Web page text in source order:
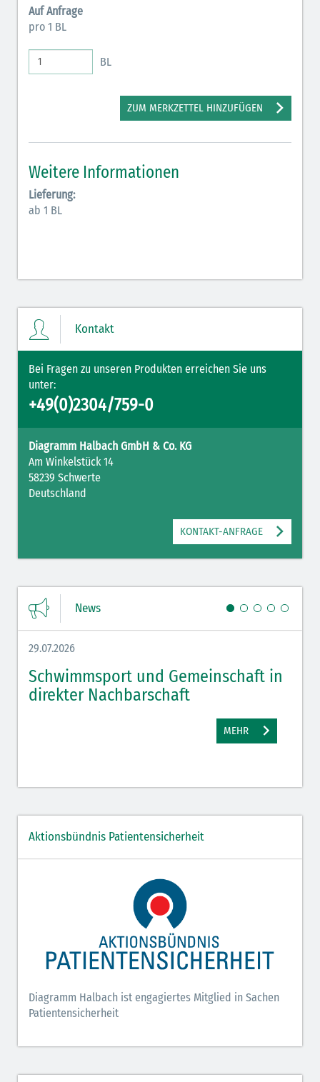
Rahmen)
Bronchodilatatoren (blau-braun)
Antikonvulsiva (grau-lila)
Inodilatatoren (rot-grün)
Elektrolyte (grün-pink)
Elektrolyte Kalium (grün-blau)
Elektrolyte NaCl (grün)
Auf Anfrage
pro 1 BL
BL
ZUM MERKZETTEL HINZUFÜGEN
Weitere Informationen
Lieferung:
ab 1 BL
Kontakt
Bei Fragen zu unseren Produkten erreichen Sie uns
unter:
+49(0)2304/759-0
Diagramm Halbach GmbH & Co. KG
Am Winkelstück 14
58239 Schwerte
Deutschland
KONTAKT-ANFRAGE
News
29.07.2026
Schwimmsport und Gemeinschaft in
direkter Nachbarschaft
MEHR
Aktionsbündnis Patientensicherheit
Diagramm Halbach ist engagiertes Mitglied in Sachen
Patientensicherheit